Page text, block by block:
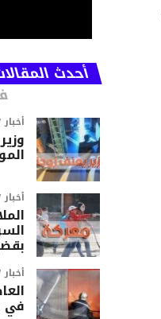
أحدث
أخبار
أخبار
أخبار
في